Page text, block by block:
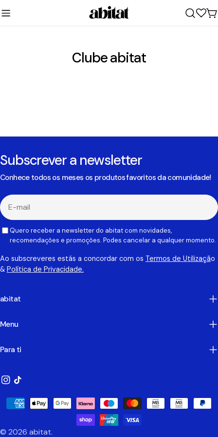
para
Clube abitat
Subscrever a newsletter
Conhece todos os meses os produtos favoritos da comunidade!
E-
mail
Quero receber a newsletter do abitat com novidades,
recomendações e promoções. Podes cancelar a qualquer momento.
Ao subscreveres estás a concordar com os Termos de Utilização
& Política de Privacidade.
abitat
Menu
Para ti
Instagram
TikTok
© 2026 abitat.
Métodos
Pagamento